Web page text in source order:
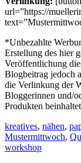
url=”https://
*Unbezahlte
Erstellung des hier
Veröffentlichung
Blogbeitrag jedoch
die Verlinkung der
Bloggerinnen und/
Produkten
kreatives, nähen,
Mustermittwoch,
workshop